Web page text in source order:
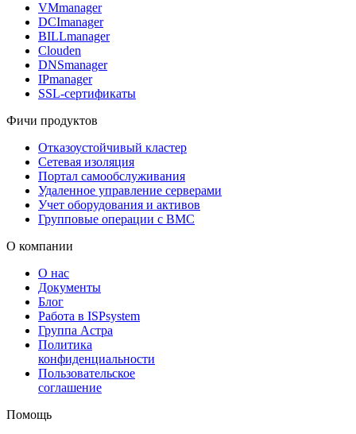
VMmanager
DCImanager
BILLmanager
Clouden
DNSmanager
IPmanager
SSL-сертификаты
Фичи продуктов
Отказоустойчивый кластер
Сетевая изоляция
Портал самообслуживания
Удаленное управление серверами
Учет оборудования и активов
Групповые операции с BMC
О компании
О нас
Документы
Блог
Работа в ISPsystem
Группа Астра
Политика
конфиденциальности
Пользовательское
соглашение
Помощь